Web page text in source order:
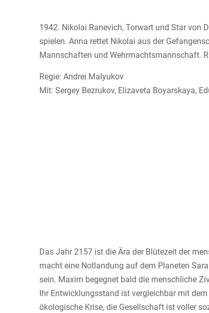
1942. Nikolai Ranevich, Torwart und Star von
spielen. Anna rettet Nikolai aus der
Mannschaften und Wehrmachtsmannschaft.
Regie: Andrei Malyukov
Mit: Sergey Bezrukov, Elizaveta Boyarskaya,
Das Jahr 2157 ist die Ära der Blütezeit der
macht eine Notlandung auf dem Planeten
sein. Maxim begegnet bald die menschliche
Ihr Entwicklungsstand ist vergleichbar mit
ökologische Krise, die Gesellschaft ist voller